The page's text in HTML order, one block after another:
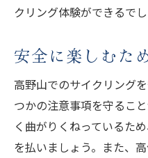
クリング体験ができるでし
安全に楽しむた
高野山でのサイクリング
つかの注意事項を守るこ
く曲がりくねっているた
を払いましょう。また、